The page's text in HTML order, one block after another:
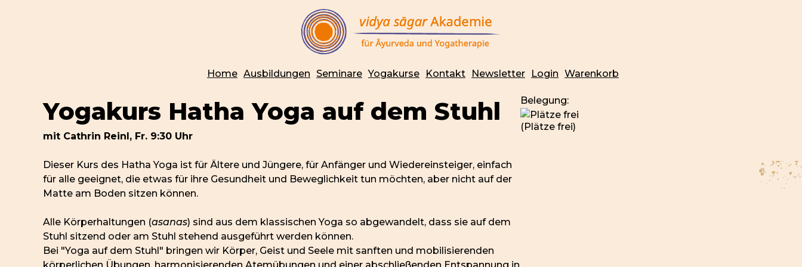
Home Ausbildungen Seminare Yogakurse Kontakt Newsletter Login Warenkorb
Yogakurs Hatha Yoga auf dem Stuhl
mit Cathrin Reinl, Fr. 9:30 Uhr
Dieser Kurs des Hatha Yoga ist für Ältere und Jüngere, für Anfänger und Wiedereinsteiger, einfach
für alle geeignet, die etwas für ihre Gesundheit und Beweglichkeit tun möchten, aber nicht auf der
Matte am Boden sitzen können.
Alle Körperhaltungen (asanas) sind aus dem klassischen Yoga so abgewandelt, dass sie auf dem
Stuhl sitzend oder am Stuhl stehend ausgeführt werden können.
Bei "Yoga auf dem Stuhl" bringen wir Körper, Geist und Seele mit sanften und mobilisierenden
Belegung:
(Plätze frei)